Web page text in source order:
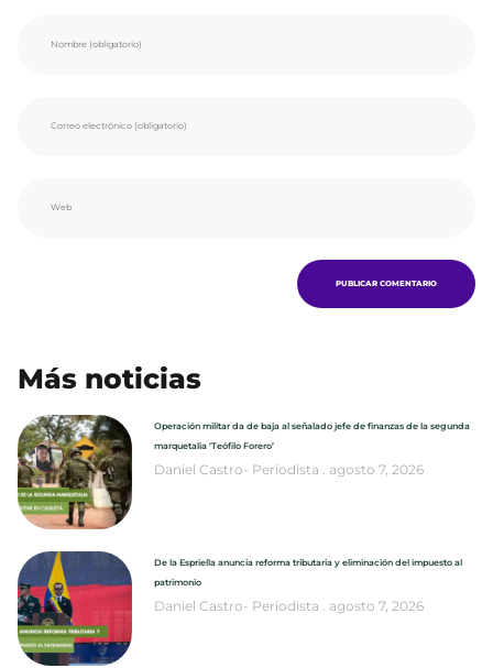
Más noticias
Operación militar da de baja al señalado jefe de finanzas de la segunda
marquetalia ‘Teófilo Forero’
Daniel Castro- Periodista agosto 7, 2026
De la Espriella anuncia reforma tributaria y eliminación del impuesto al
patrimonio
Daniel Castro- Periodista agosto 7, 2026